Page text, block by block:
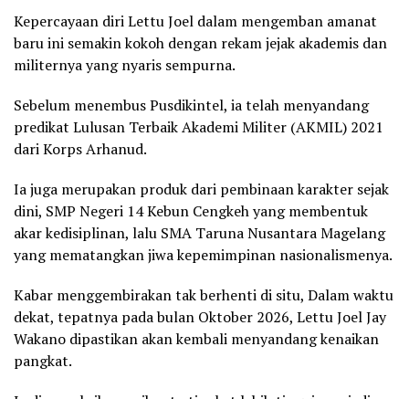
Kepercayaan diri Lettu Joel dalam mengemban amanat
baru ini semakin kokoh dengan rekam jejak akademis dan
militernya yang nyaris sempurna.
Sebelum menembus Pusdikintel, ia telah menyandang
predikat Lulusan Terbaik Akademi Militer (AKMIL) 2021
dari Korps Arhanud.
Ia juga merupakan produk dari pembinaan karakter sejak
dini, SMP Negeri 14 Kebun Cengkeh yang membentuk
akar kedisiplinan, lalu SMA Taruna Nusantara Magelang
yang mematangkan jiwa kepemimpinan nasionalismenya.
Kabar menggembirakan tak berhenti di situ, Dalam waktu
dekat, tepatnya pada bulan Oktober 2026, Lettu Joel Jay
Wakano dipastikan akan kembali menyandang kenaikan
pangkat.